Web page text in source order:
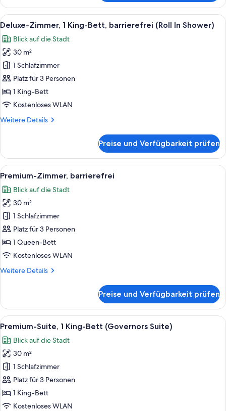
Zimmer,
1 King-
Bett,
Badewanne
Alle
Fotos
für
Deluxe-
Zimmer,
1 King-
Bett,
barrierefrei
In
Ein modernes Hotelzimmer mit
4
Deluxe-Zimmer, 1 King-Bett, barrierefrei (Roll In Shower)
Blick auf die Stadt
30 m²
1 Schlafzimmer
Platz für 3 Personen
1 King-Bett
Kostenloses WLAN
Weitere Details
Weitere
Zimmer,
1 King-
Bett,
(Roll
In
Shower)
Preise und Verfügbarkeit prüfen
Alle
Fotos
für
Premium-
Zimmer,
barrierefrei
anzeigen
Ein modernes Hotelzimmer mit
8
Premium-Zimmer, barrierefrei
Blick auf die Stadt
30 m²
1 Schlafzimmer
Platz für 3 Personen
1 Queen-Bett
Kostenloses WLAN
Weitere Details
Weitere
Zimmer,
barrierefrei
Preise und Verfügbarkeit prüfen
Alle
Fotos
für
Premium-
Suite,
1 King-
Bett
(Governors
Ein modernes Hotelzimmer mit
6
Premium-Suite, 1 King-Bett (Governors Suite)
Blick auf die Stadt
30 m²
1 Schlafzimmer
Platz für 3 Personen
1 King-Bett
Kostenloses WLAN